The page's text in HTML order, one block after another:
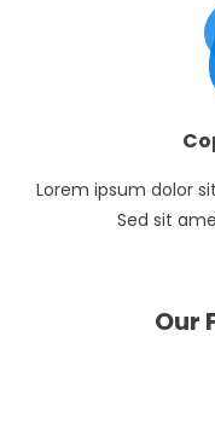
Lorem ipsum dolor
Sed sit
Our